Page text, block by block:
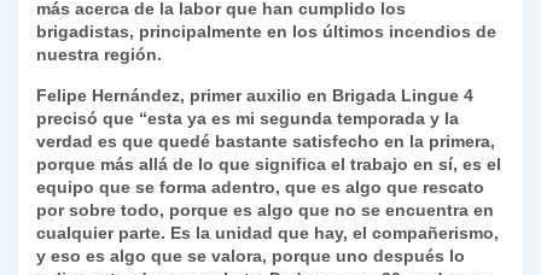
más acerca de la labor que han cumplido los
brigadistas, principalmente en los últimos incendios de
nuestra región.
Felipe Hernández, primer auxilio en Brigada Lingue 4
precisó que “esta ya es mi segunda temporada y la
verdad es que quedé bastante satisfecho en la primera,
porque más allá de lo que significa el trabajo en sí, es el
equipo que se forma adentro, que es algo que rescato
por sobre todo, porque es algo que no se encuentra en
cualquier parte. Es la unidad que hay, el compañerismo,
y eso es algo que se valora, porque uno después lo